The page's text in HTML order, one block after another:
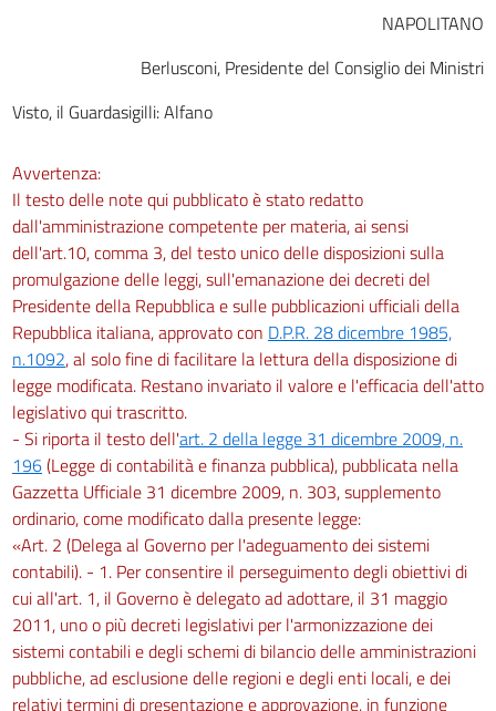
NAPOLITANO
Berlusconi, Presidente del Consiglio dei Ministri
Visto, il Guardasigilli: Alfano
Avvertenza:
Il testo delle note qui pubblicato è stato redatto
dall'amministrazione competente per materia, ai sensi
dell'art.10, comma 3, del testo unico delle disposizioni sulla
promulgazione delle leggi, sull'emanazione dei decreti del
Presidente della Repubblica e sulle pubblicazioni ufficiali della
Repubblica italiana, approvato con D.P.R. 28 dicembre 1985,
n.1092, al solo fine di facilitare la lettura della disposizione di
legge modificata. Restano invariato il valore e l'efficacia dell'atto
legislativo qui trascritto.
- Si riporta il testo dell'art. 2 della legge 31 dicembre 2009, n.
196(Legge di contabilità e finanza pubblica), pubblicata nella
Gazzetta Ufficiale 31 dicembre 2009, n. 303, supplemento
ordinario, come modificato dalla presente legge:
«Art. 2 (Delega al Governo per l'adeguamento dei sistemi
contabili). - 1. Per consentire il perseguimento degli obiettivi di
cui all'art. 1, il Governo è delegato ad adottare, il 31 maggio
2011, uno o più decreti legislativi per l'armonizzazione dei
sistemi contabili e degli schemi di bilancio delle amministrazioni
pubbliche, ad esclusione delle regioni e degli enti locali, e dei
relativi termini di presentazione e approvazione, in funzione